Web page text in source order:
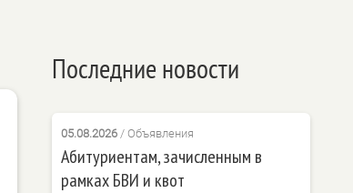
Последние новости
05.08.2026/ Объявления
Абитуриентам, зачисленным в
рамках БВИ и квот